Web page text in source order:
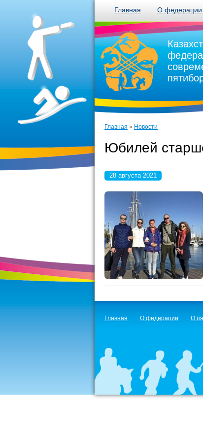
Главная О федерации
Главная » Новости
Юбилей
28 августа 2021
Главная О федерации О